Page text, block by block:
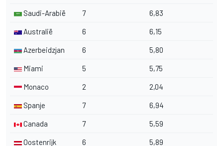
Saudi-Arabië 7 6,83
Australië 6 6,15
Azerbeidzjan 6 5,80
Miami 5 5,75
Monaco 2 2,04
Spanje 7 6,94
Canada 7 5,59
Oostenrijk 6 5,89